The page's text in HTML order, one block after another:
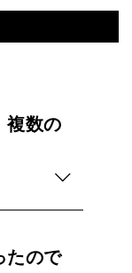
複数の
たので